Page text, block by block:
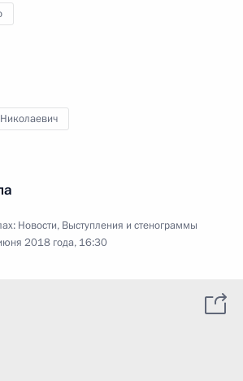
Новости, Выступления и стенограммы
2018 года, 16:30